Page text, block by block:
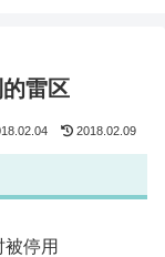
雷区
2018.02.09
停用